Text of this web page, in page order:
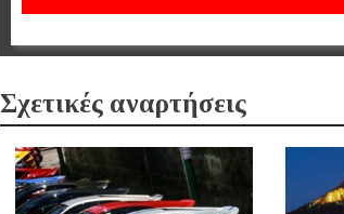
Σχετικές αναρτήσεις